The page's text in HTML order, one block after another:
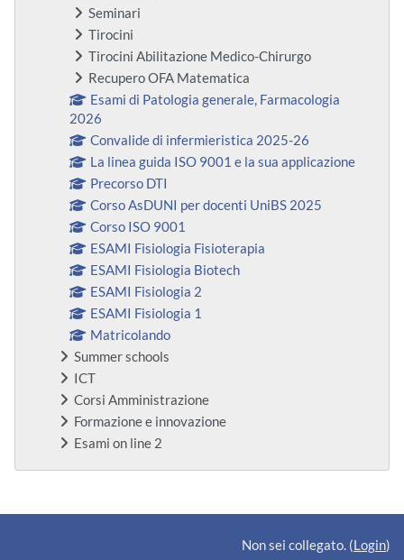
Seminari
Tirocini
Tirocini Abilitazione Medico-Chirurgo
Recupero OFA Matematica
Esami di Patologia generale, Farmacologia
2026
Convalide di infermieristica 2025-26
La linea guida ISO 9001 e la sua applicazione
Precorso DTI
Corso AsDUNI per docenti UniBS 2025
Corso ISO 9001
ESAMI Fisiologia Fisioterapia
ESAMI Fisiologia Biotech
ESAMI Fisiologia 2
ESAMI Fisiologia 1
Matricolando
Summer schools
ICT
Corsi Amministrazione
Formazione e innovazione
Esami on line 2
Blocchi supplementari
Non sei collegato. (Login)